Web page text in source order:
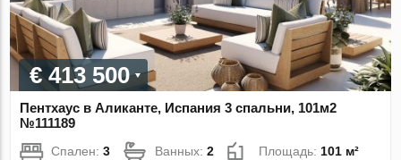
€ 413 500
Пентхаус в Аликанте, Испания 3 спальни, 101м2
№111189
Спален:3 Ванных:2 Площадь:101 м²